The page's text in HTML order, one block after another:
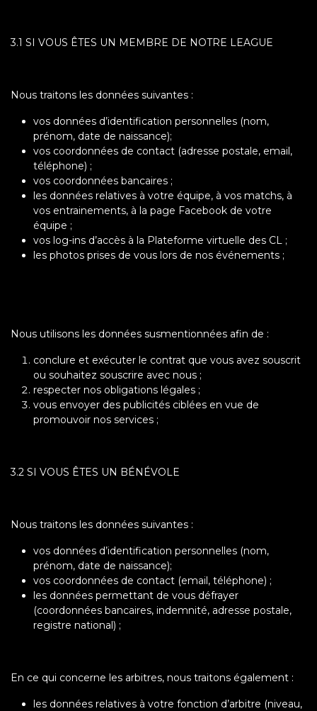
3.1 SI VOUS ÊTES UN MEMBRE DE NOTRE LEAGUE
Nous traitons les données suivantes :
vos données d’identification personnelles (nom,
prénom, date de naissance);
vos coordonnées de contact (adresse postale, email,
téléphone) ;
vos coordonnées bancaires ;
les données relatives à votre équipe, à vos matchs, à
vos entrainements, à la page Facebook de votre
équipe ;
vos log-ins d’accès à la Plateforme virtuelle des CL ;
les photos prises de vous lors de nos événements ;
Nous utilisons les données susmentionnées afin de :
conclure et exécuter le contrat que vous avez souscrit
ou souhaitez souscrire avec nous ;
respecter nos obligations légales ;
vous envoyer des publicités ciblées en vue de
promouvoir nos services ;
3.2 SI VOUS ÊTES UN BÉNÉVOLE
Nous traitons les données suivantes :
vos données d’identification personnelles (nom,
prénom, date de naissance);
vos coordonnées de contact (email, téléphone) ;
les données permettant de vous défrayer
(coordonnées bancaires, indemnité, adresse postale,
registre national) ;
En ce qui concerne les arbitres, nous traitons également :
les données relatives à votre fonction d’arbitre (niveau,